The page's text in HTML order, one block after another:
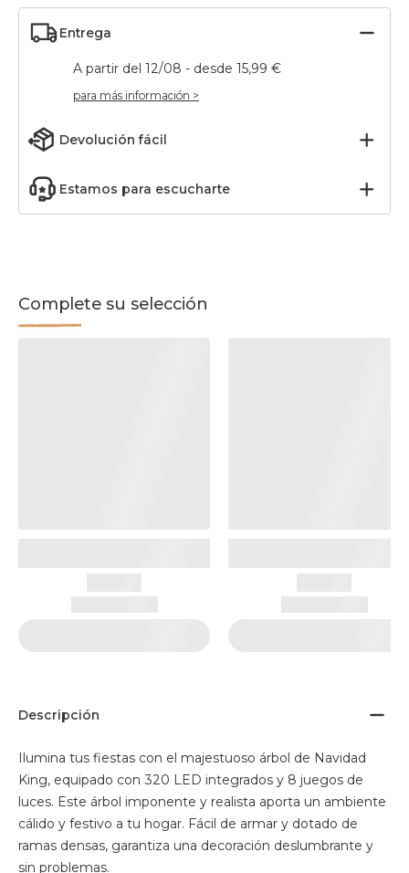
Entrega
A partir del 12/08 - desde 15,99 €
para más información >
Devolución fácil
Estamos para escucharte
Complete su selección
Descripción
Ilumina tus fiestas con el majestuoso árbol de Navidad
King, equipado con 320 LED integrados y 8 juegos de
luces. Este árbol imponente y realista aporta un ambiente
cálido y festivo a tu hogar. Fácil de armar y dotado de
ramas densas, garantiza una decoración deslumbrante y
sin problemas.